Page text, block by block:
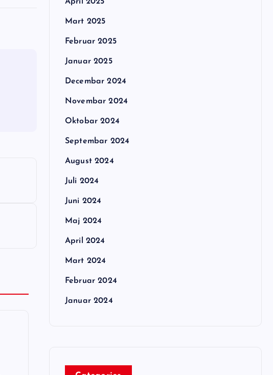
Mart 2025
Februar 2025
Januar 2025
Decembar 2024
Novembar 2024
Oktobar 2024
Septembar 2024
August 2024
Juli 2024
Juni 2024
Maj 2024
April 2024
Mart 2024
Februar 2024
Januar 2024